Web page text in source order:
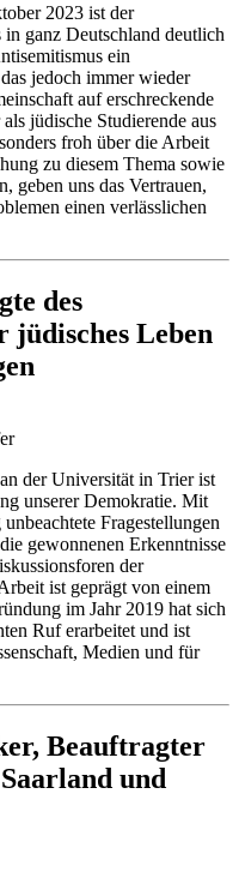
2023 ist der
ganz Deutschland deutlich
ein
jedoch immer wieder
auf erschreckende
jüdische Studierende aus
froh über die Arbeit
zu diesem Thema sowie
geben uns das Vertrauen,
einen verlässlichen
des
Leben
der Universität in Trier ist
unserer Demokratie. Mit
Fragestellungen
gewonnenen Erkenntnisse
der
ist geprägt von einem
im Jahr 2019 hat sich
Ruf erarbeitet und ist
Medien und für
Beauftragter
und